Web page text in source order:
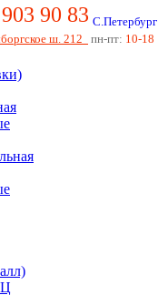
903 90 83 С.Петербург
ш. 212
пн-пт: 10-18